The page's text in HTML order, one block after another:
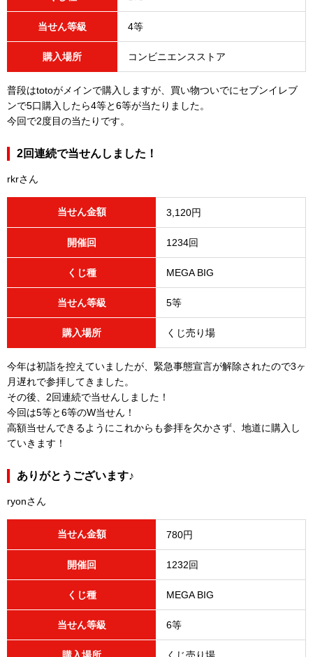
当せん等級 4等
購入場所 コンビニエンスストア
普段はtotoがメインで購入しますが、買い物ついでにセブンイレブ
ンで5口購入したら4等と6等が当たりました。
今回で2度目の当たりです。
2回連続で当せんしました！
rkrさん
当せん金額 3,120円
開催回 1234回
くじ種 MEGA BIG
当せん等級 5等
購入場所 くじ売り場
今年は初詣を控えていましたが、緊急事態宣言が解除されたので3ヶ
月遅れで参拝してきました。
その後、2回連続で当せんしました！
今回は5等と6等のW当せん！
高額当せんできるようにこれからも参拝を欠かさず、地道に購入し
ていきます！
ありがとうございます♪
ryonさん
当せん金額 780円
開催回 1232回
くじ種 MEGA BIG
当せん等級 6等